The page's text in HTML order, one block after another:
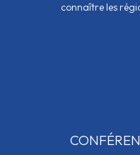
connaître les